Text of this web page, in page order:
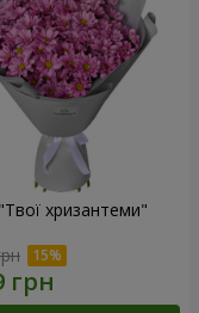
хризантеми"